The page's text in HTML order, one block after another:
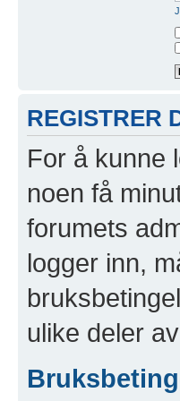
REGISTRER
For å kunne
noen få
forumets
logger inn,
ulike deler